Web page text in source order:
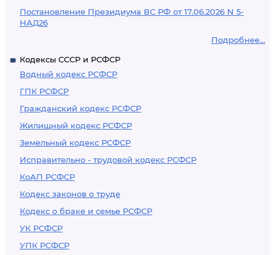
Постановление Президиума ВС РФ от 17.06.2026 N 5-
НАД26
Подробнее...
Кодексы СССР и РСФСР
Водный кодекс РСФСР
ГПК РСФСР
Гражданский кодекс РСФСР
Жилищный кодекс РСФСР
Земельный кодекс РСФСР
Исправительно - трудовой кодекс РСФСР
КоАП РСФСР
Кодекс законов о труде
Кодекс о браке и семье РСФСР
УК РСФСР
УПК РСФСР